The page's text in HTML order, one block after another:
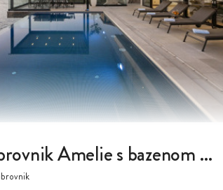
Luksuzna Vila Dubrovnik Amelie s bazenom na plaži za 14 osoba